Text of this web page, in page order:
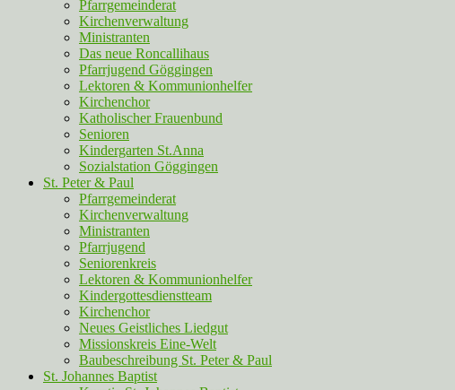
Pfarrgemeinderat
Kirchenverwaltung
Ministranten
Das neue Roncallihaus
Pfarrjugend Göggingen
Lektoren & Kommunionhelfer
Kirchenchor
Katholischer Frauenbund
Senioren
Kindergarten St.Anna
Sozialstation Göggingen
St. Peter & Paul
Pfarrgemeinderat
Kirchenverwaltung
Ministranten
Pfarrjugend
Seniorenkreis
Lektoren & Kommunionhelfer
Kindergottesdienstteam
Kirchenchor
Neues Geistliches Liedgut
Missionskreis Eine-Welt
Baubeschreibung St. Peter & Paul
St. Johannes Baptist